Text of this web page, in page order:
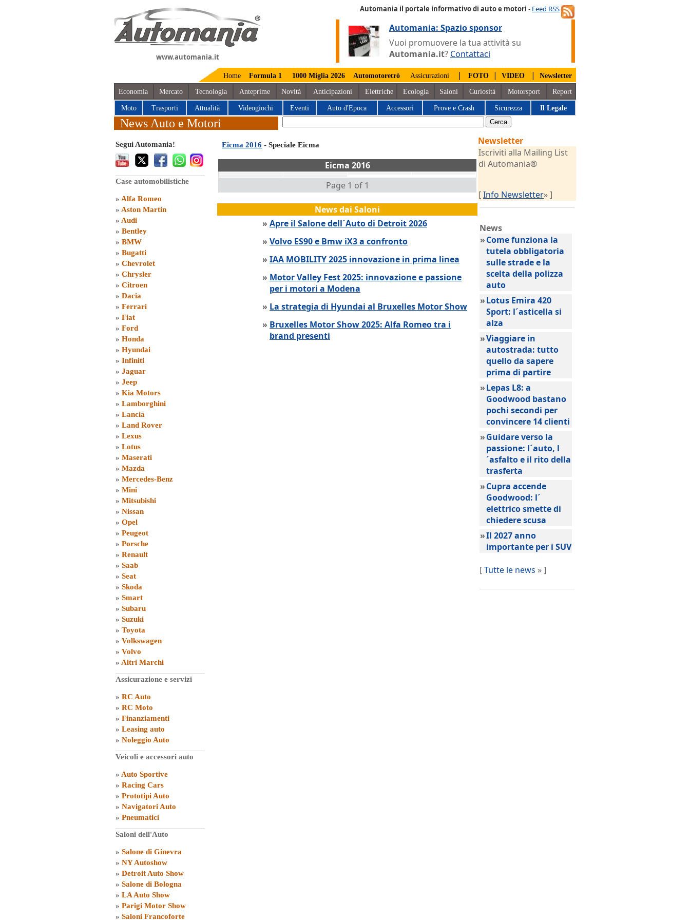
www.automania.it
Automania il portale informativo di auto e motori - Feed RSS
Automania: Spazio sponsor
Vuoi promuovere la tua attività su
Automania.it? Contattaci
Home Formula 1 1000 Miglia 2026 Automotoretrò Assicurazioni | FOTO | VIDEO | Newsletter
Economia Mercato Tecnologia Anteprime Novità Anticipazioni Elettriche Ecologia Saloni Curiosità Motorsport Report
Moto Trasporti Attualità Videogiochi Eventi Auto d'Epoca Accessori Prove e Crash Sicurezza Il Legale
News Auto e Motori
Segui Automania!
Case automobilistiche
» Alfa Romeo
» Aston Martin
» Audi
» Bentley
» BMW
» Bugatti
» Chevrolet
» Chrysler
» Citroen
» Dacia
» Ferrari
» Fiat
» Ford
» Honda
» Hyundai
» Infiniti
» Jaguar
» Jeep
» Kia Motors
» Lamborghini
» Lancia
» Land Rover
» Lexus
» Lotus
» Maserati
» Mazda
» Mercedes-Benz
» Mini
» Mitsubishi
» Nissan
» Opel
» Peugeot
» Porsche
» Renault
» Saab
» Seat
» Skoda
» Smart
» Subaru
» Suzuki
» Toyota
» Volkswagen
» Volvo
» Altri Marchi
Assicurazione e servizi
» RC Auto
» RC Moto
» Finanziamenti
» Leasing auto
» Noleggio Auto
Veicoli e accessori auto
» Auto Sportive
» Racing Cars
» Prototipi Auto
» Navigatori Auto
» Pneumatici
Saloni dell'Auto
» Salone di Ginevra
» NY Autoshow
» Detroit Auto Show
» Salone di Bologna
» LA Auto Show
» Parigi Motor Show
» Saloni Francoforte
Eicma 2016 - Speciale Eicma
Eicma 2016
Page 1 of 1
News dai Saloni
» Apre il Salone dell´Auto di Detroit 2026
» Volvo ES90 e Bmw iX3 a confronto
» IAA MOBILITY 2025 innovazione in prima linea
» Motor Valley Fest 2025: innovazione e passione
per i motori a Modena
» La strategia di Hyundai al Bruxelles Motor Show
» Bruxelles Motor Show 2025: Alfa Romeo tra i
brand presenti
Newsletter
Iscriviti alla Mailing List
di Automania®
[Info Newsletter» ]
News
»Come funziona la
tutela obbligatoria
sulle strade e la
scelta della polizza
auto
»Lotus Emira 420
Sport: l´asticella si
alza
»Viaggiare in
autostrada: tutto
quello da sapere
prima di partire
»Lepas L8: a
Goodwood bastano
pochi secondi per
convincere 14 clienti
»Guidare verso la
passione: l´auto, l
´asfalto e il rito della
trasferta
»Cupra accende
Goodwood: l´
elettrico smette di
chiedere scusa
»Il 2027 anno
importante per i SUV
[Tutte le news » ]